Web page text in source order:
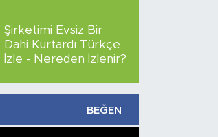
Şirketimi Evsiz Bir
Dahi Kurtardı Türkçe
İzle - Nereden İzlenir?
BEĞEN